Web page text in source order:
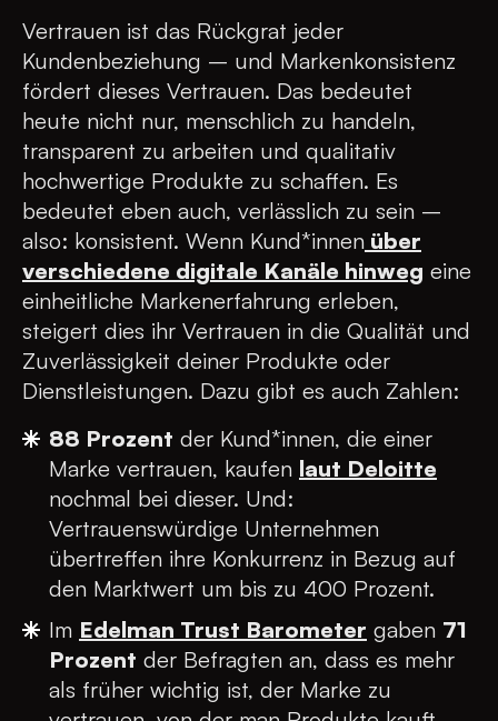
Vertrauen ist das Rückgrat jeder
Kundenbeziehung – und Markenkonsistenz
fördert dieses Vertrauen. Das bedeutet
heute nicht nur, menschlich zu handeln,
transparent zu arbeiten und qualitativ
hochwertige Produkte zu schaffen. Es
bedeutet eben auch, verlässlich zu sein –
also: konsistent. Wenn Kund*innen über
verschiedene digitale Kanäle hinweg eine
einheitliche Markenerfahrung erleben,
steigert dies ihr Vertrauen in die Qualität und
Zuverlässigkeit deiner Produkte oder
Dienstleistungen. Dazu gibt es auch Zahlen:
88 Prozent der Kund*innen, die einer
Marke vertrauen, kaufen laut Deloitte
nochmal bei dieser. Und:
Vertrauenswürdige Unternehmen
übertreffen ihre Konkurrenz in Bezug auf
den Marktwert um bis zu 400 Prozent.
Im Edelman Trust Barometer gaben 71
Prozent der Befragten an, dass es mehr
als früher wichtig ist, der Marke zu